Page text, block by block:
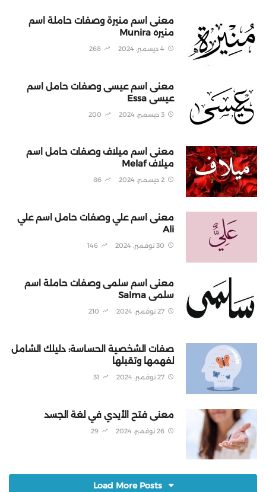
معنى اسم منيرة وصفات حاملة اسم
منيره Munira
4 ديسمبر، 2024 268
معنى اسم عيسى وصفات حامل اسم
عيسى Essa
3 ديسمبر، 2024 200
معنى اسم ميلاف وصفات حامل اسم
ميلاف Melaf
2 ديسمبر، 2024 86
معنى اسم علي وصفات حامل اسم علي
Ali
30 نوفمبر، 2024 146
معنى اسم سلمى وصفات حاملة اسم
سلمى Salma
27 نوفمبر، 2024 210
صفات الشخصية الحساسة: دليلك الشامل
لفهمها وتقبلها
27 نوفمبر، 2024 31
معنى فتح الأيدي في لغة الجسد
26 نوفمبر، 2024 29
Load More Posts